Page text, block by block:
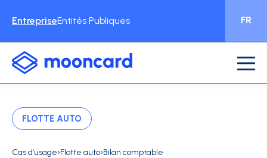
EntrepriseEntités Publiques FR
FLOTTE AUTO
Cas d'usage›Flotte auto›Bilan comptable